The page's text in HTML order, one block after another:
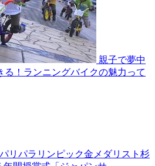
親子で夢中
る！ランニングバイクの魅力って
リパラリンピック金メダリスト杉